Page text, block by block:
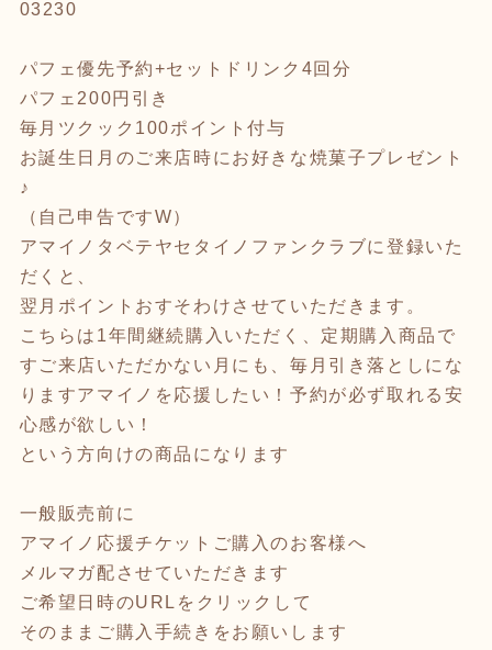
03230
パフェ優先予約+セットドリンク4回分
パフェ200円引き
毎月ツクック100ポイント付与
お誕生日月のご来店時にお好きな焼菓子プレゼント
♪
（自己申告ですW）
アマイノタベテヤセタイノファンクラブに登録いた
だくと、
翌月ポイントおすそわけさせていただきます。
こちらは1年間継続購入いただく、定期購入商品で
すご来店いただかない月にも、毎月引き落としにな
りますアマイノを応援したい！予約が必ず取れる安
心感が欲しい！
という方向けの商品になります
一般販売前に
アマイノ応援チケットご購入のお客様へ
メルマガ配させていただきます
ご希望日時のURLをクリックして
そのままご購入手続きをお願いします